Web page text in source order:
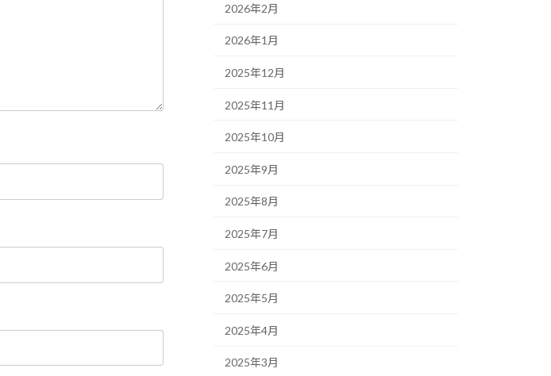
2026年2月
2026年1月
2025年12月
2025年11月
2025年10月
2025年9月
2025年8月
2025年7月
2025年6月
2025年5月
2025年4月
2025年3月